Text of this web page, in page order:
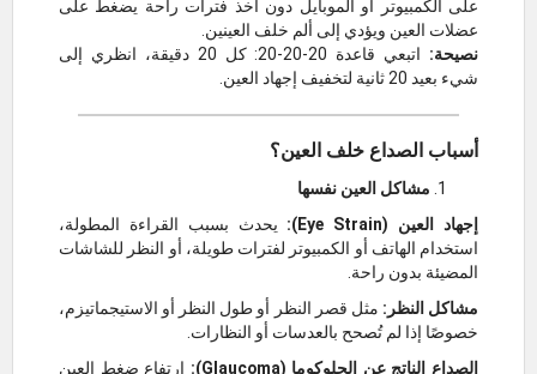
على الكمبيوتر أو الموبايل دون أخذ فترات راحة يضغط على
عضلات العين ويؤدي إلى ألم خلف العينين.
نصيحة:
اتبعي قاعدة 20-20-20: كل 20 دقيقة، انظري إلى
شيء بعيد 20 ثانية لتخفيف إجهاد العين.
أسباب الصداع خلف العين؟
مشاكل العين نفسها
إجهاد العين (Eye Strain):
يحدث بسبب القراءة المطولة،
استخدام الهاتف أو الكمبيوتر لفترات طويلة، أو النظر للشاشات
المضيئة بدون راحة.
مشاكل النظر: مثل قصر النظر أو طول النظر أو الاستيجماتيزم،
خصوصًا إذا لم تُصحح بالعدسات أو النظارات.
الصداع الناتج عن الجلوكوما (Glaucoma):
ارتفاع ضغط العين